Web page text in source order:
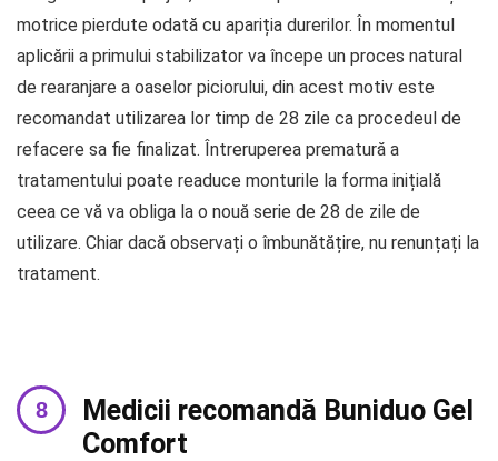
motrice pierdute odată cu apariția durerilor. În momentul
aplicării a primului stabilizator va începe un proces natural
de rearanjare a oaselor piciorului, din acest motiv este
recomandat utilizarea lor timp de 28 zile ca procedeul de
refacere sa fie finalizat. Întreruperea prematură a
tratamentului poate readuce monturile la forma inițială
ceea ce vă va obliga la o nouă serie de 28 de zile de
utilizare. Chiar dacă observați o îmbunătățire, nu renunțați la
tratament.
Medicii recomandă Buniduo Gel
Comfort